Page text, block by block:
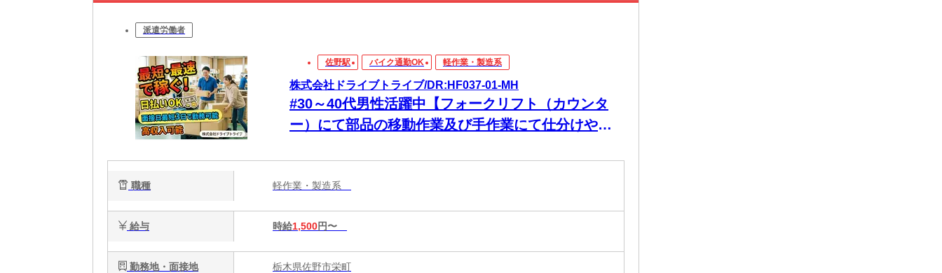
派遣労働者
佐野駅 バイク通勤OK 軽作業・製造系
株式会社ドライブトライブ/DR:HF037-01-MH
#30～40代男性活躍中【フォークリフト（カウンタ
ー）にて部品の移動作業及び手作業にて仕分けや整
職種 軽作業・製造系
給与 時給1,500円〜
勤務地・面接地
栃木県佐野市栄町